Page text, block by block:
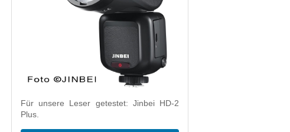
Für unsere Leser getestet: Jinbei HD-2
Plus.